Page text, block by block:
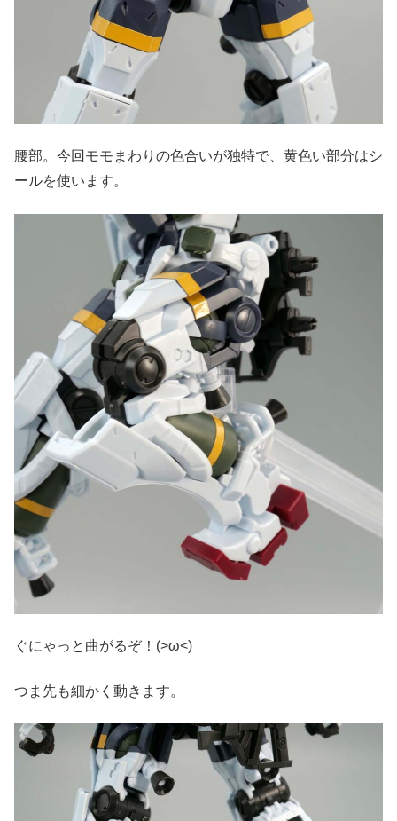
腰部。今回モモまわりの色合いが独特で、黄色い部分はシ
ールを使います。
ぐにゃっと曲がるぞ！(>ω<)
つま先も細かく動きます。